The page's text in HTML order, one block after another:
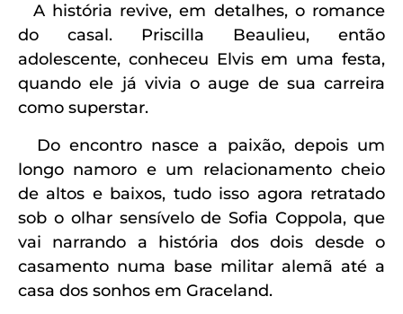
A história revive, em detalhes, o romance
do casal. Priscilla Beaulieu, então
adolescente, conheceu Elvis em uma festa,
quando ele já vivia o auge de sua carreira
como superstar.
Do encontro nasce a paixão, depois um
longo namoro e um relacionamento cheio
de altos e baixos, tudo isso agora retratado
sob o olhar sensívelo de Sofia Coppola, que
vai narrando a história dos dois desde o
casamento numa base militar alemã até a
casa dos sonhos em Graceland.